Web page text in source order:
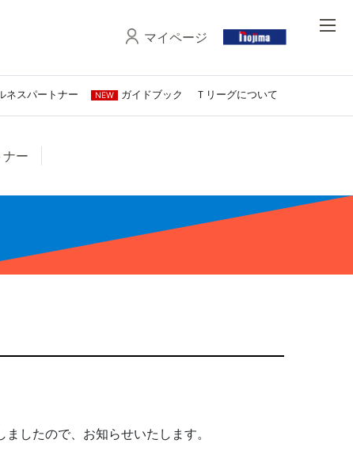
マイページ
ネスパートナー NEW ガイドブック Ｔリーグについて
ー
したので、お知らせいたします。